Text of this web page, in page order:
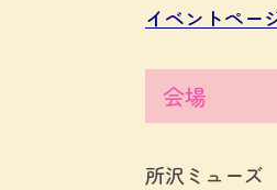
イベントペー
会場
所沢ミューズ